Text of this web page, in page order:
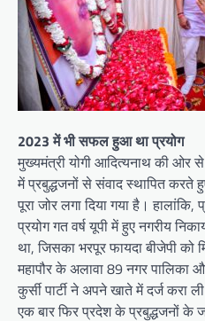
2023 में भी सफल हुआ था प्रयोग
मुख्यमंत्री योगी आदित्यनाथ की ओर
में प्रबुद्धजनों से संवाद स्थापित करते
पूरा जोर लगा दिया गया है।
प्रयोग गत वर्ष यूपी में हुए नगरीय
था, जिसका भरपूर फायदा बीजेपी को
महापौर के अलावा 89 नगर पालिका
कुर्सी पार्टी ने अपने खाते में दर्ज करा
एक बार फिर प्रदेश के प्रबुद्धजनों के